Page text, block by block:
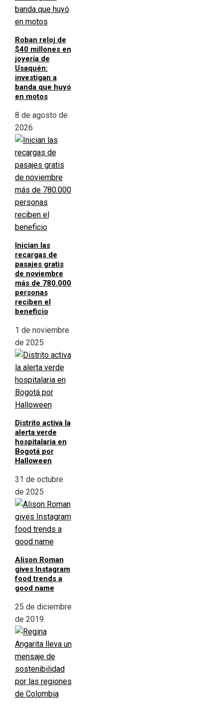
Roban reloj de
$40 millones en
joyería de
Usaquén:
investigan a
banda que huyó
en motos
8 de agosto de
2026
Inician las
recargas de
pasajes gratis
de noviembre
más de 780.000
personas
reciben el
beneficio
1 de noviembre
de 2025
Distrito activa la
alerta verde
hospitalaria en
Bogotá por
Halloween
31 de octubre
de 2025
Alison Roman
gives Instagram
food trends a
good name
25 de diciembre
de 2019